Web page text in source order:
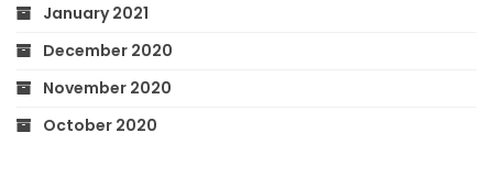
January 2021
December 2020
November 2020
October 2020